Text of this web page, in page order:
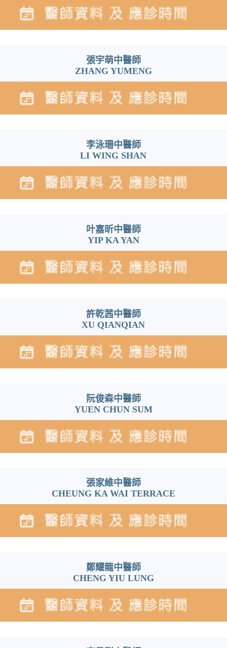
張宇萌中醫師
ZHANG YUMENG
李泳珊中醫師
LI WING SHAN
叶嘉昕中醫師
YIP KA YAN
許乾茜中醫師
XU QIANQIAN
阮俊森中醫師
YUEN CHUN SUM
張家維中醫師
CHEUNG KA WAI TERRACE
鄭耀龍中醫師
CHENG YIU LUNG